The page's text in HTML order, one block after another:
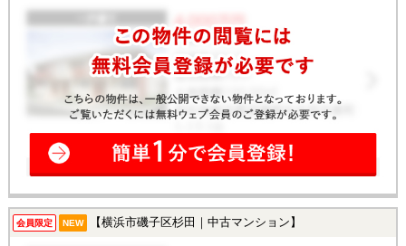
会員限定 NEW 【横浜市磯子区杉田｜中古マンション】